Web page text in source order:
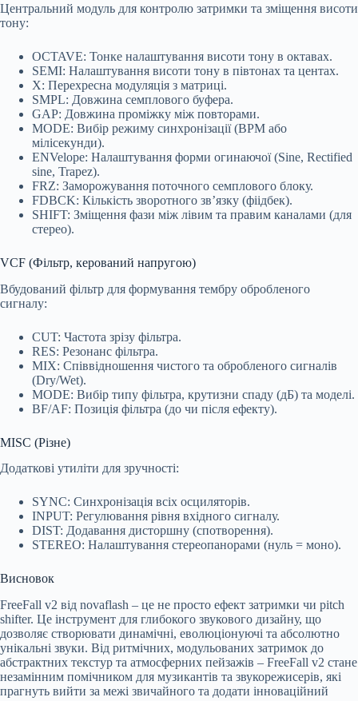
Центральний модуль для контролю затримки та зміщення висоти
тону:
OCTAVE: Тонке налаштування висоти тону в октавах.
SEMI: Налаштування висоти тону в півтонах та центах.
X: Перехресна модуляція з матриці.
SMPL: Довжина семплового буфера.
GAP: Довжина проміжку між повторами.
MODE: Вибір режиму синхронізації (BPM або
мілісекунди).
ENVelope: Налаштування форми огинаючої (Sine, Rectified
sine, Trapez).
FRZ: Заморожування поточного семплового блоку.
FDBCK: Кількість зворотного зв’язку (фіідбек).
SHIFT: Зміщення фази між лівим та правим каналами (для
стерео).
VCF (Фільтр, керований напругою)
Вбудований фільтр для формування тембру обробленого
сигналу:
CUT: Частота зрізу фільтра.
RES: Резонанс фільтра.
MIX: Співвідношення чистого та обробленого сигналів
(Dry/Wet).
MODE: Вибір типу фільтра, крутизни спаду (дБ) та моделі.
BF/AF: Позиція фільтра (до чи після ефекту).
MISC (Різне)
Додаткові утиліти для зручності:
SYNC: Синхронізація всіх осциляторів.
INPUT: Регулювання рівня вхідного сигналу.
DIST: Додавання дисторшну (спотворення).
STEREO: Налаштування стереопанорами (нуль = моно).
Висновок
FreeFall v2 від novaflash – це не просто ефект затримки чи pitch
shifter. Це інструмент для глибокого звукового дизайну, що
дозволяє створювати динамічні, еволюціонуючі та абсолютно
унікальні звуки. Від ритмічних, модульованих затримок до
абстрактних текстур та атмосферних пейзажів – FreeFall v2 стане
незамінним помічником для музикантів та звукорежисерів, які
прагнуть вийти за межі звичайного та додати інноваційний